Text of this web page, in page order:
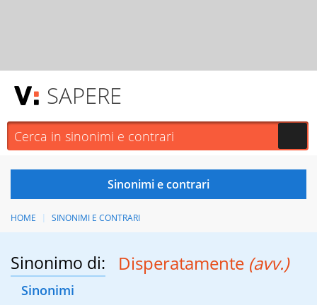
SAPERE
HOME SINONIMI E CONTRARI
Sinonimo di: Disperatamente (avv.)
Sinonimi